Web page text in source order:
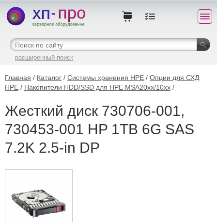
расширенный поиск
Главная / Каталог / Системы хранения HPE / Опции для СХД
HPE / Накопители HDD/SSD для HPE MSA20xx/10xx /
Жесткий диск 730706-001,
730453-001 HP 1TB 6G SAS
7.2K 2.5-in DP